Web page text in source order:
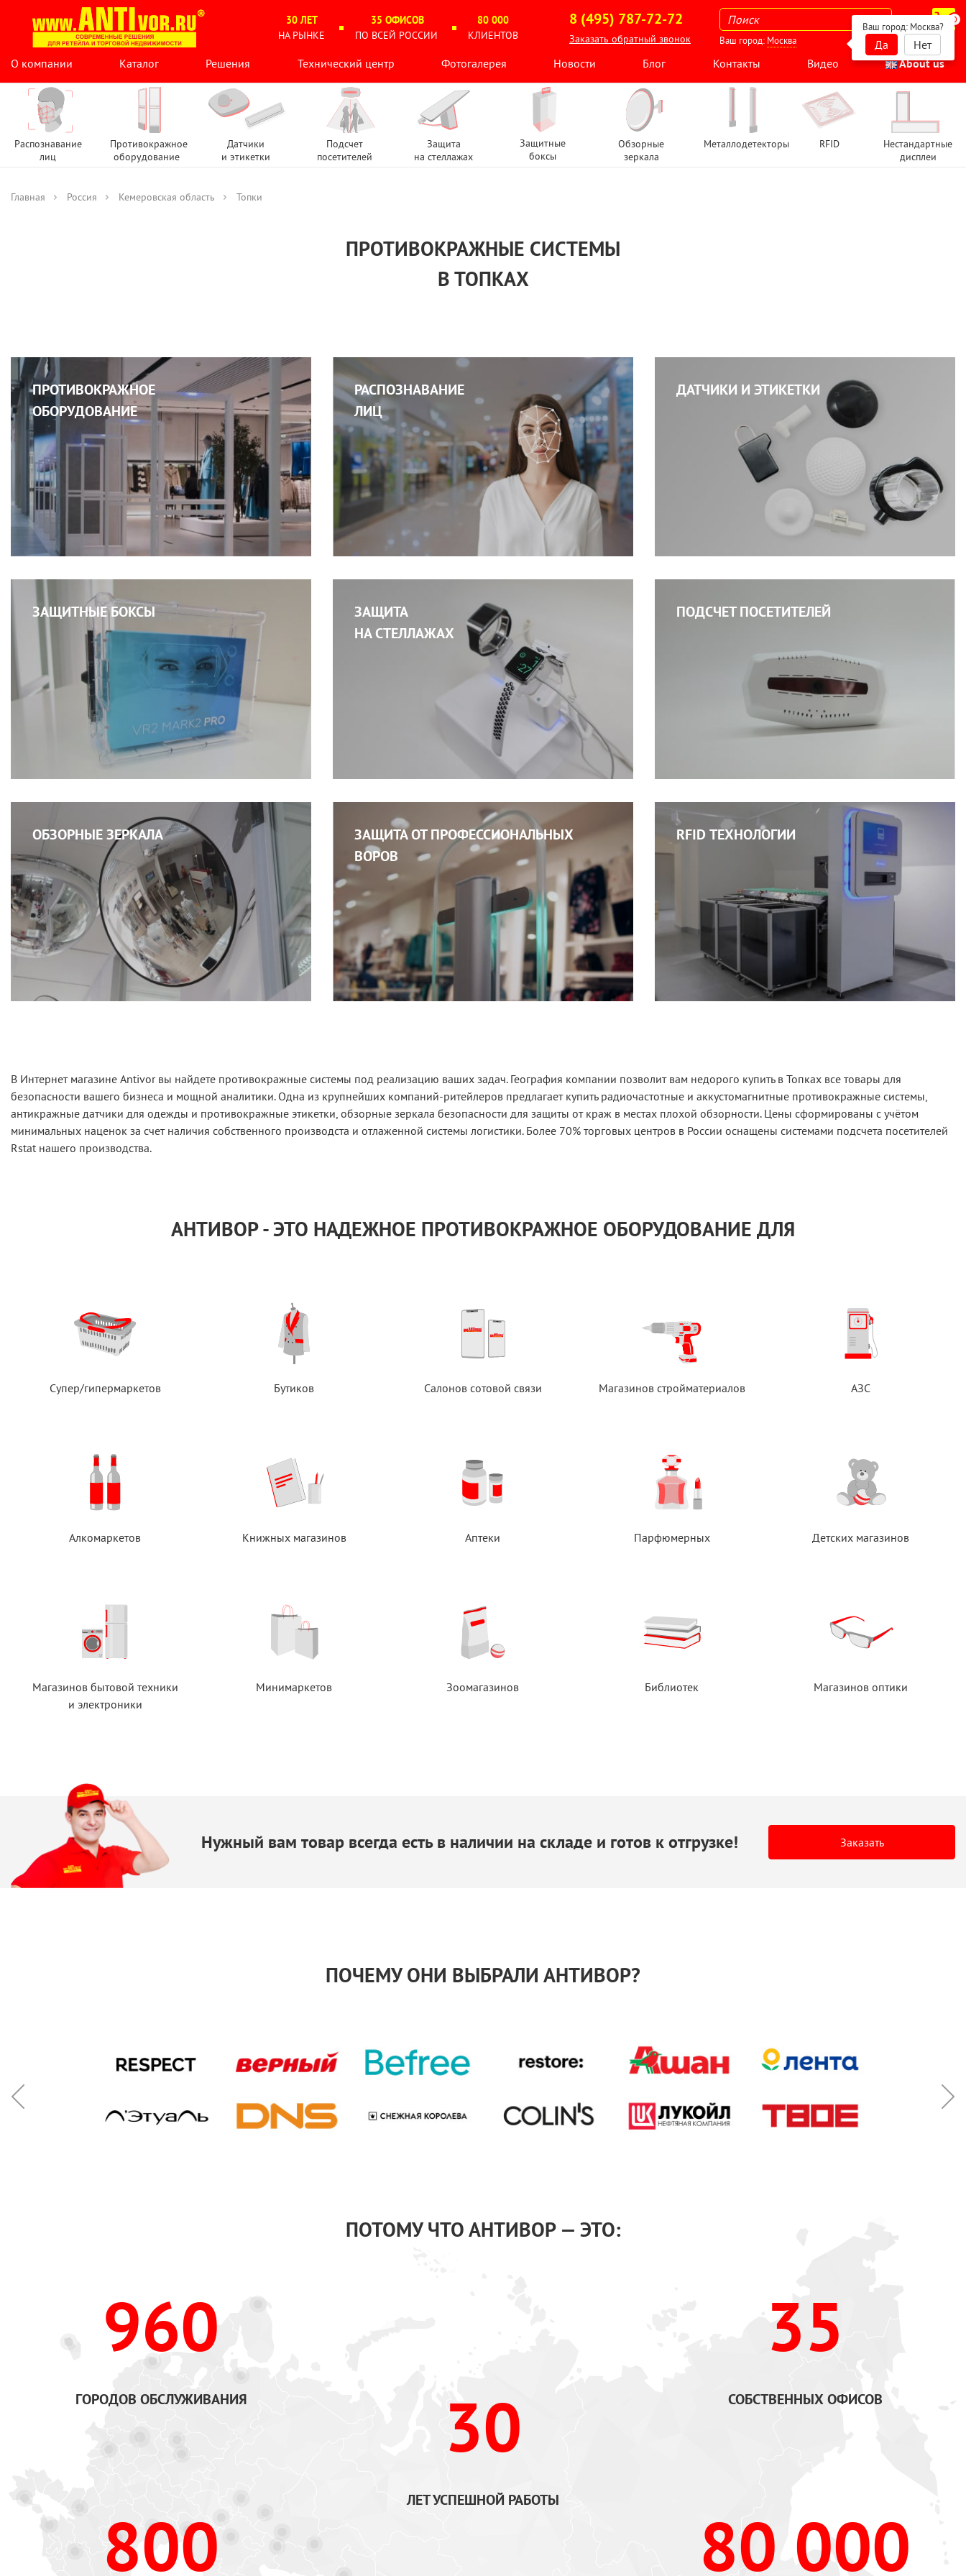
30 ЛЕТ
НА РЫНКЕ
35 ОФИСОВ
ПО ВСЕЙ РОССИИ
80 000
КЛИЕНТОВ
8 (495) 787-72-72
Заказать обратный звонок
0
Ваш город: Москва
Ваш город: Москва?
Да
Нет
О компании
Каталог Решения Технический центр Фотогалерея Новости Блог Контакты Видео About us
Распознавание
лиц
Противокражное
оборудование
Датчики
и этикетки
Подсчет
посетителей
Защита
на стеллажах
Защитные
боксы
Обзорные
зеркала
Металлодетекторы RFID
Нестандартные
дисплеи
Главная Россия Кемеровская область Топки
ПРОТИВОКРАЖНЫЕ СИСТЕМЫ
В ТОПКАХ
ПРОТИВОКРАЖНОЕ
ОБОРУДОВАНИЕ
РАСПОЗНАВАНИЕ
ЛИЦ
ДАТЧИКИ И ЭТИКЕТКИ
ЗАЩИТНЫЕ БОКСЫ
ЗАЩИТА
НА СТЕЛЛАЖАХ
ПОДСЧЕТ ПОСЕТИТЕЛЕЙ
ОБЗОРНЫЕ ЗЕРКАЛА
ЗАЩИТА ОТ ПРОФЕССИОНАЛЬНЫХ
ВОРОВ
RFID ТЕХНОЛОГИИ
В Интернет магазине Antivor вы найдете противокражные системы под реализацию ваших задач. География компании позволит вам недорого купить в Топках все товары для
безопасности вашего бизнеса и мощной аналитики. Одна из крупнейших компаний-ритейлеров предлагает купить радиочастотные и аккустомагнитные противокражные системы,
антикражные датчики для одежды и противокражные этикетки, обзорные зеркала безопасности для защиты от краж в местах плохой обзорности. Цены сформированы с учётом
минимальных наценок за счет наличия собственного производста и отлаженной системы логистики. Более 70% торговых центров в России оснащены системами подсчета посетителей
Rstat нашего производства.
АНТИВОР - ЭТО НАДЕЖНОЕ ПРОТИВОКРАЖНОЕ ОБОРУДОВАНИЕ ДЛЯ
Супер/гипермаркетов Бутиков Салонов сотовой связи Магазинов стройматериалов АЗС
Алкомаркетов Книжных магазинов Аптеки Парфюмерных Детских магазинов
Магазинов бытовой техники
и электроники
Минимаркетов Зоомагазинов Библиотек Магазинов оптики
Нужный вам товар всегда естьв наличии на складе и готов к отгрузке! Заказать
ПОЧЕМУ ОНИ ВЫБРАЛИ АНТИВОР?
ПОТОМУ ЧТО АНТИВОР — ЭТО:
960
ГОРОДОВ ОБСЛУЖИВАНИЯ
800
30
ЛЕТ УСПЕШНОЙ РАБОТЫ
35
СОБСТВЕННЫХ ОФИСОВ
80 000